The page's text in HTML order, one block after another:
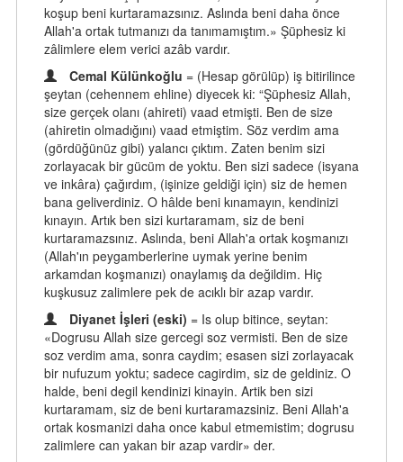
koşup beni kurtaramazsınız. Aslında beni daha önce
Allah'a ortak tutmanızı da tanımamıştım.» Şüphesiz ki
zâlimlere elem verici azâb vardır.
Cemal Külünkoğlu = (Hesap görülüp) iş bitirilince
şeytan (cehennem ehline) diyecek ki: “Şüphesiz Allah,
size gerçek olanı (ahireti) vaad etmişti. Ben de size
(ahiretin olmadığını) vaad etmiştim. Söz verdim ama
(gördüğünüz gibi) yalancı çıktım. Zaten benim sizi
zorlayacak bir gücüm de yoktu. Ben sizi sadece (isyana
ve inkâra) çağırdım, (işinize geldiği için) siz de hemen
bana geliverdiniz. O hâlde beni kınamayın, kendinizi
kınayın. Artık ben sizi kurtaramam, siz de beni
kurtaramazsınız. Aslında, beni Allah'a ortak koşmanızı
(Allah'ın peygamberlerine uymak yerine benim
arkamdan koşmanızı) onaylamış da değildim. Hiç
kuşkusuz zalimlere pek de acıklı bir azap vardır.
Diyanet İşleri (eski) = Is olup bitince, seytan:
«Dogrusu Allah size gercegi soz vermisti. Ben de size
soz verdim ama, sonra caydim; esasen sizi zorlayacak
bir nufuzum yoktu; sadece cagirdim, siz de geldiniz. O
halde, beni degil kendinizi kinayin. Artik ben sizi
kurtaramam, siz de beni kurtaramazsiniz. Beni Allah'a
ortak kosmanizi daha once kabul etmemistim; dogrusu
zalimlere can yakan bir azap vardir» der.